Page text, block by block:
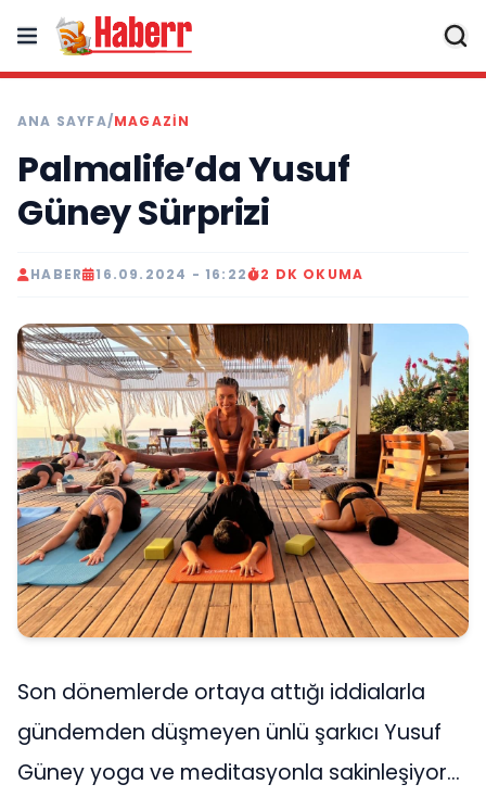
ANA SAYFA/MAGAZIN
Palmalife’da Yusuf
Güney Sürprizi
HABER 16.09.2024 - 16:22 2 DK OKUMA
Son dönemlerde ortaya attığı iddialarla
gündemden düşmeyen ünlü şarkıcı Yusuf
Güney yoga ve meditasyonla sakinleşiyor…